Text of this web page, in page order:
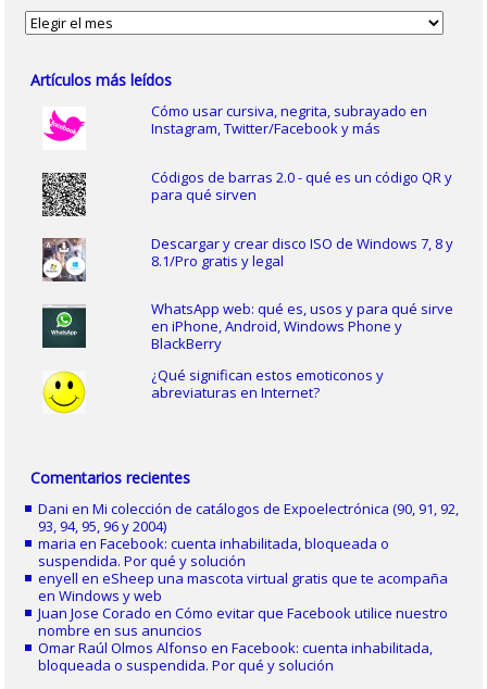
Archivos
Artículos más leídos
Cómo usar cursiva, negrita, subrayado en
Instagram, Twitter/Facebook y más
Códigos de barras 2.0 - qué es un código QR y
para qué sirven
Descargar y crear disco ISO de Windows 7, 8 y
8.1/Pro gratis y legal
WhatsApp web: qué es, usos y para qué sirve
en iPhone, Android, Windows Phone y
BlackBerry
¿Qué significan estos emoticonos y
abreviaturas en Internet?
Comentarios recientes
Dani enMi colección de catálogos de Expoelectrónica (90, 91, 92,
93, 94, 95, 96 y 2004)
maria enFacebook: cuenta inhabilitada, bloqueada o
suspendida. Por qué y solución
enyell eneSheep una mascota virtual gratis que te acompaña
en Windows y web
Juan Jose Corado enCómo evitar que Facebook utilice nuestro
nombre en sus anuncios
Omar Raúl Olmos Alfonso enFacebook: cuenta inhabilitada,
bloqueada o suspendida. Por qué y solución